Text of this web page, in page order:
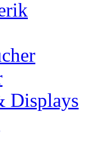
Displays